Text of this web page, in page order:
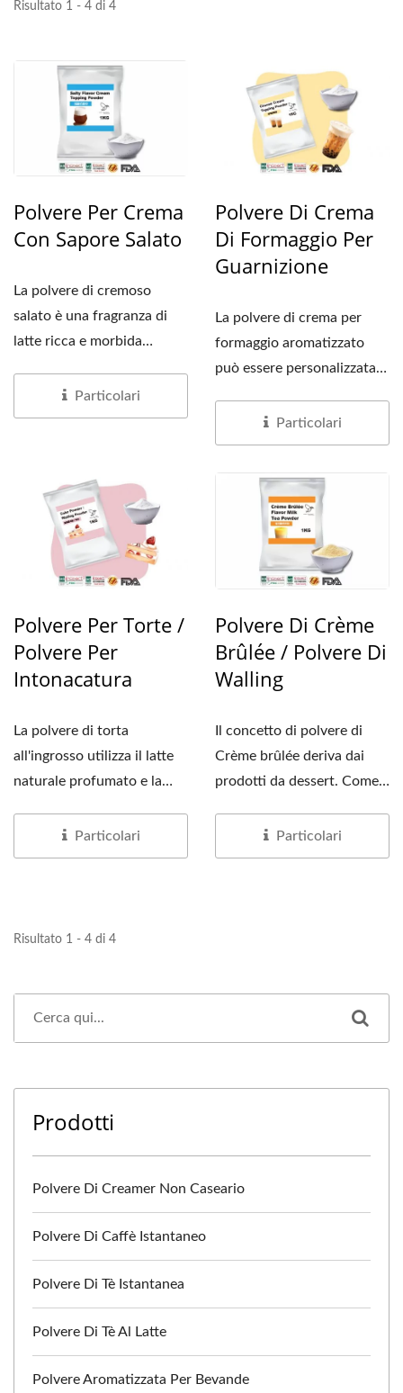
Risultato 1 - 4 di 4
Polvere Per Crema
Con Sapore Salato
La polvere di cremoso
salato è una fragranza di
latte ricca e morbida
Particolari
Polvere Di Crema
Di Formaggio Per
Guarnizione
La polvere di crema per
formaggio aromatizzato
può essere personalizzata
Particolari
Polvere Per Torte /
Polvere Per
Intonacatura
La polvere di torta
all'ingrosso utilizza il latte
naturale profumato e la
Particolari
Polvere Di Crème
Brûlée / Polvere Di
Walling
Il concetto di polvere di
Crème brûlée deriva dai
prodotti da dessert. Come
Particolari
Risultato 1 - 4 di 4
Prodotti
Polvere Di Creamer Non Caseario
Polvere Di Caffè Istantaneo
Polvere Di Tè Istantanea
Polvere Di Tè Al Latte
Polvere Aromatizzata Per Bevande